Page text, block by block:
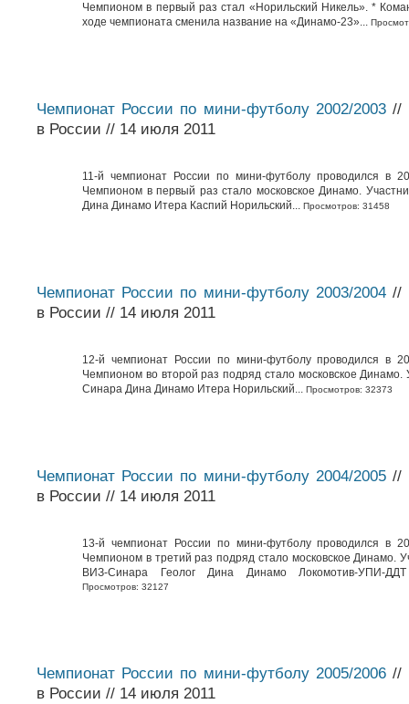
Чемпионом в первый раз стал «Норильский Никель». *
ходе чемпионата сменила название на «Динамо-23»...
Чемпионат России по мини-футболу 2002/2003//
в России // 14 июля 2011
11-й чемпионат России по мини-футболу проводился в
Чемпионом в первый раз стало московское Динамо.
Дина Динамо Итера Каспий Норильский... Просмотров: 31458
Чемпионат России по мини-футболу 2003/2004//
в России // 14 июля 2011
12-й чемпионат России по мини-футболу проводился в
Чемпионом во второй раз подряд стало московское Динамо.
Синара Дина Динамо Итера Норильский... Просмотров: 32373
Чемпионат России по мини-футболу 2004/2005//
в России // 14 июля 2011
13-й чемпионат России по мини-футболу проводился в
Чемпионом в третий раз подряд стало московское Динамо.
ВИЗ-Синара Геолог Дина Динамо Локомотив-УПИ-ДДТ
Просмотров: 32127
Чемпионат России по мини-футболу 2005/2006//
в России // 14 июля 2011